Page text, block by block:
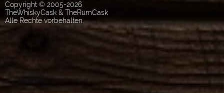
Copyright © 2005-2026
TheWhiskyCask & TheRumCask
Alle Rechte vorbehalten.